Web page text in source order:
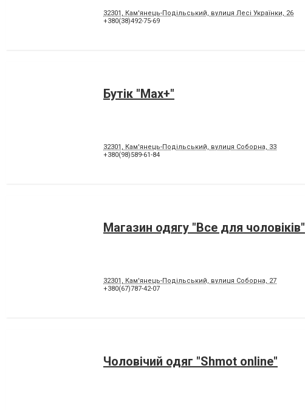
32301, Кам'янець-Подільський, вулиця Лесі Українки, 26
+380(38)492-75-69
Бутік "Max+"
32301, Кам'янець-Подільський, вулиця Соборна, 33
+380(98)589-61-84
Магазин одягу "Все для чоловіків"
32301, Кам'янець-Подільський, вулиця Соборна, 27
+380(67)787-42-07
Чоловічий одяг "Shmot online"